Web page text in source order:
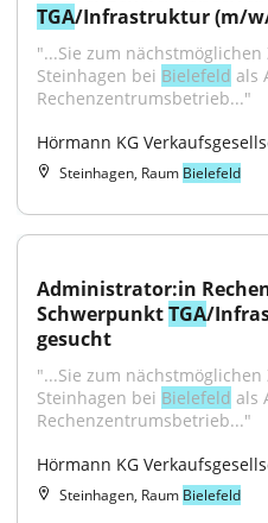
TGA/Infrastruktur (m/
"...Sie zum
Steinhagen bei Bielefeld als
Rechenzentrumsbetrieb..."
Hörmann KG
Steinhagen, Raum Bielefeld
Administrator:in
Schwerpunkt TGA/
gesucht
"...Sie zum
Steinhagen bei Bielefeld als
Rechenzentrumsbetrieb..."
Hörmann KG
Steinhagen, Raum Bielefeld